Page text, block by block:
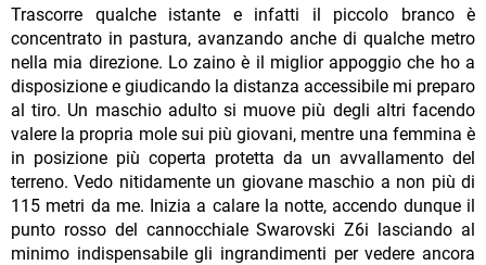
Trascorre qualche istante e infatti il piccolo branco è
concentrato in pastura, avanzando anche di qualche metro
nella mia direzione. Lo zaino è il miglior appoggio che ho a
disposizione e giudicando la distanza accessibile mi preparo
al tiro. Un maschio adulto si muove più degli altri facendo
valere la propria mole sui più giovani, mentre una femmina è
in posizione più coperta protetta da un avvallamento del
terreno. Vedo nitidamente un giovane maschio a non più di
115 metri da me. Inizia a calare la notte, accendo dunque il
punto rosso del cannocchiale Swarovski Z6i lasciando al
minimo indispensabile gli ingrandimenti per vedere ancora